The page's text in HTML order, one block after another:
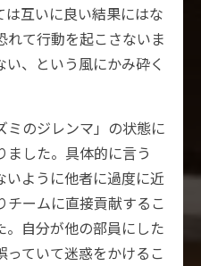
互いに良い結果にはな
れて行動を起こさないま
、という風にかみ砕く
ミのジレンマ」の状態に
ました。具体的に言う
いように他者に過度に近
チームに直接貢献するこ
。自分が他の部員にした
ていて迷惑をかけるこ